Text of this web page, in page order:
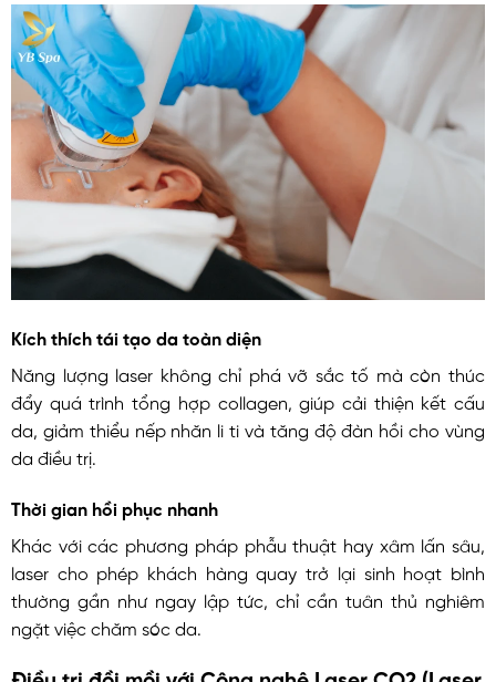
Kích thích tái tạo da toàn diện
Năng lượng laser không chỉ phá vỡ sắc tố mà còn thúc
đẩy quá trình tổng hợp collagen, giúp cải thiện kết cấu
da, giảm thiểu nếp nhăn li ti và tăng độ đàn hồi cho vùng
da điều trị.
Thời gian hồi phục nhanh
Khác với các phương pháp phẫu thuật hay xâm lấn sâu,
laser cho phép khách hàng quay trở lại sinh hoạt bình
thường gần như ngay lập tức, chỉ cần tuân thủ nghiêm
ngặt việc chăm sóc da.
Điều trị đồi mồi với Công nghệ Laser CO2 (Laser